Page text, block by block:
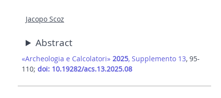
Jacopo Scoz
Abstract
«Archeologia e Calcolatori» 2025, Supplemento 13, 95-
110; doi: 10.19282/acs.13.2025.08